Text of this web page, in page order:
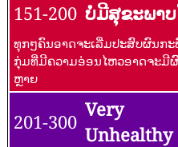
151-200 ບໍ່ມີສຸຂະພາ
ທຸກໆຄົນອາດຈະເລີ່ມປະສົບຜົນກ
ກຸ່ມທີ່ມີຄວາມອ່ອນໄຫວອາດຈະມີ
ຫຼາຍ
201-300
Very
Unhealthy